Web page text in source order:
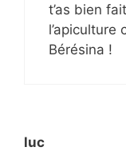
t’as bien
l’apiculture
Bérésina !
luc